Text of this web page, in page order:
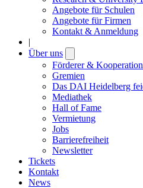
Angebote für Schulen
Angebote für Firmen
Kontakt & Anmeldung
|
Über uns
submenu
Förderer &
Gremien
Das DAI Heidelberg
Mediathek
Hall of Fame
Vermietung
Jobs
Barrierefreiheit
Newsletter
Tickets
Kontakt
News